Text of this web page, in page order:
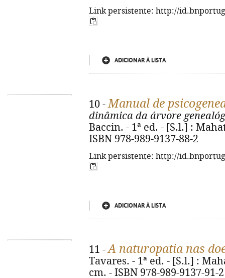
Link persistente: http://
ADICIONAR À LISTA
10 -Manual de
dinâmica da árvore
Baccin. - 1ª ed. - [S.l.] :
ISBN 978-989-9137-88-2
Link persistente: http://
ADICIONAR À LISTA
11 -A naturopatia nas
Tavares. - 1ª ed. - [S.l.] :
cm. - ISBN 978-989-9137-91-2